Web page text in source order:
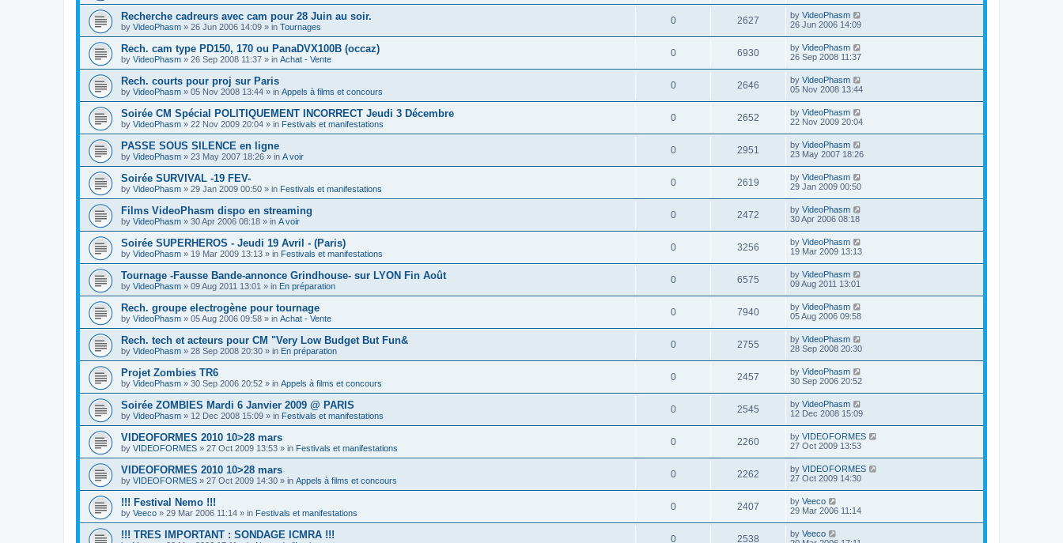
Recherche cadreurs avec cam pour 28 Juin au soir.
by VideoPhasm » 26 Jun 2006 14:09 » in Tournages
0 2627 by VideoPhasm
26 Jun 2006 14:09
Rech. cam type PD150, 170 ou PanaDVX100B (occaz)
by VideoPhasm » 26 Sep 2008 11:37 » in Achat - Vente
0 6930 by VideoPhasm
26 Sep 2008 11:37
Rech. courts pour proj sur Paris
by VideoPhasm » 05 Nov 2008 13:44 » in Appels à films et concours
0 2646 by VideoPhasm
05 Nov 2008 13:44
Soirée CM Spécial POLITIQUEMENT INCORRECT Jeudi 3 Décembre
by VideoPhasm » 22 Nov 2009 20:04 » in Festivals et manifestations
0 2652 by VideoPhasm
22 Nov 2009 20:04
PASSE SOUS SILENCE en ligne
by VideoPhasm » 23 May 2007 18:26 » in A voir
0 2951 by VideoPhasm
23 May 2007 18:26
Soirée SURVIVAL -19 FEV-
by VideoPhasm » 29 Jan 2009 00:50 » in Festivals et manifestations
0 2619 by VideoPhasm
29 Jan 2009 00:50
Films VideoPhasm dispo en streaming
by VideoPhasm » 30 Apr 2006 08:18 » in A voir
0 2472 by VideoPhasm
30 Apr 2006 08:18
Soirée SUPERHEROS - Jeudi 19 Avril - (Paris)
by VideoPhasm » 19 Mar 2009 13:13 » in Festivals et manifestations
0 3256 by VideoPhasm
19 Mar 2009 13:13
Tournage -Fausse Bande-annonce Grindhouse- sur LYON Fin Août
by VideoPhasm » 09 Aug 2011 13:01 » in En préparation
0 6575 by VideoPhasm
09 Aug 2011 13:01
Rech. groupe electrogène pour tournage
by VideoPhasm » 05 Aug 2006 09:58 » in Achat - Vente
0 7940 by VideoPhasm
05 Aug 2006 09:58
Rech. tech et acteurs pour CM "Very Low Budget But Fun&
by VideoPhasm » 28 Sep 2008 20:30 » in En préparation
0 2755 by VideoPhasm
28 Sep 2008 20:30
Projet Zombies TR6
by VideoPhasm » 30 Sep 2006 20:52 » in Appels à films et concours
0 2457 by VideoPhasm
30 Sep 2006 20:52
Soirée ZOMBIES Mardi 6 Janvier 2009 @ PARIS
by VideoPhasm » 12 Dec 2008 15:09 » in Festivals et manifestations
0 2545 by VideoPhasm
12 Dec 2008 15:09
VIDEOFORMES 2010 10>28 mars
by VIDEOFORMES » 27 Oct 2009 13:53 » in Festivals et manifestations
0 2260 by VIDEOFORMES
27 Oct 2009 13:53
VIDEOFORMES 2010 10>28 mars
by VIDEOFORMES » 27 Oct 2009 14:30 » in Appels à films et concours
0 2262 by VIDEOFORMES
27 Oct 2009 14:30
!!! Festival Nemo !!!
by Veeco » 29 Mar 2006 11:14 » in Festivals et manifestations
0 2407 by Veeco
29 Mar 2006 11:14
!!! TRES IMPORTANT : SONDAGE ICMRA !!! 0 2538 by Veeco